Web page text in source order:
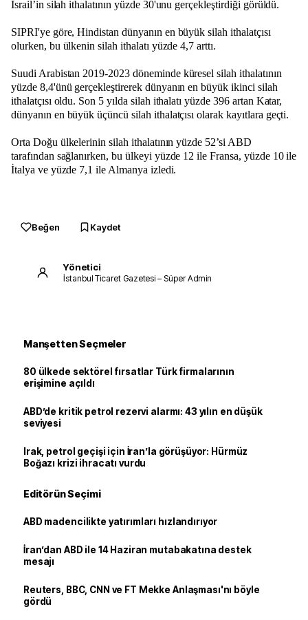
İsrail’in silah ithalatının yüzde 30'unu gerçekleştirdiği görüldü.
SIPRI'ye göre, Hindistan dünyanın en büyük silah ithalatçısı
olurken, bu ülkenin silah ithalatı yüzde 4,7 arttı.
Suudi Arabistan 2019-2023 döneminde küresel silah ithalatının
yüzde 8,4'ünü gerçekleştirerek dünyanın en büyük ikinci silah
ithalatçısı oldu. Son 5 yılda silah ithalatı yüzde 396 artan Katar,
dünyanın en büyük üçüncü silah ithalatçısı olarak kayıtlara geçti.
Orta Doğu ülkelerinin silah ithalatının yüzde 52’si ABD
tarafından sağlanırken, bu ülkeyi yüzde 12 ile Fransa, yüzde 10 ile
İtalya ve yüzde 7,1 ile Almanya izledi.
Beğen Kaydet
Yönetici
İstanbul Ticaret Gazetesi – Süper Admin
Manşetten Seçmeler
80 ülkede sektörel fırsatlar Türk firmalarının
erişimine açıldı
ABD’de kritik petrol rezervi alarmı: 43 yılın en düşük
seviyesi
Irak, petrol geçişi için İran’la görüşüyor: Hürmüz
Boğazı krizi ihracatı vurdu
Editörün Seçimi
ABD madencilikte yatırımları hızlandırıyor
İran’dan ABD ile 14 Haziran mutabakatına destek
mesajı
Reuters, BBC, CNN ve FT Mekke Anlaşması'nı böyle
gördü